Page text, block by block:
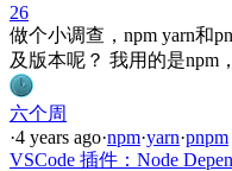
26
做个小调查，npm yarn和
及版本呢？ 我用的是npm
六个周
·4 years ago·npm·yarn·pnpm
VSCode 插件：Node